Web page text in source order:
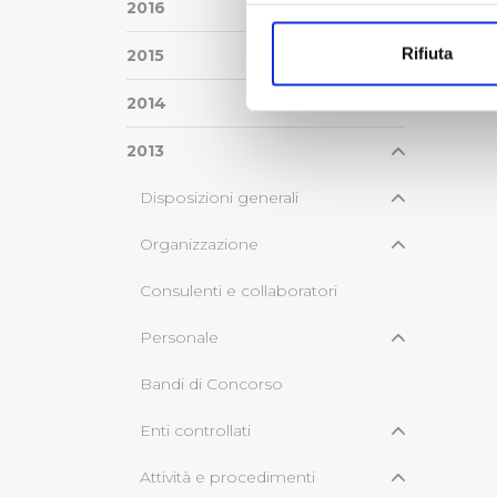
Identificare il tuo
digitali).
modificare o ritirare il tuo
Utilizziamo dei cookie
consensi dallo stesso
pubblicità e social media,
Rifiuta
2016
2015
2014
2013
Disposizioni generali
Organizzazione
Consulenti e collaboratori
Personale
Bandi di Concorso
Enti controllati
Attività e procedimenti